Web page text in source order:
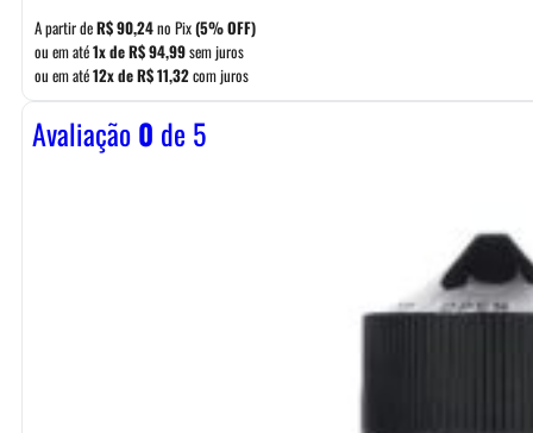
A partir deR$90,24no Pix(5% OFF)
ou em até1x deR$94,99sem juros
ou em até12x deR$11,32com juros
Avaliação0 de 5